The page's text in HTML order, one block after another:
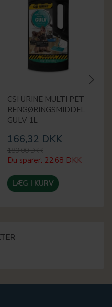
CSI URINE MULTI PET
RENGØRINGSMIDDEL
GULV 1L
166,32 DKK
189,00 DKK
Du sparer: 22,68 DKK
LÆG I KURV